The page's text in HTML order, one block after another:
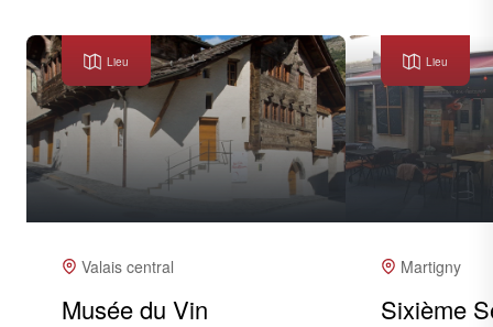
Lieu
Valais central
Musée du Vin
Lieu
Martigny
Sixième